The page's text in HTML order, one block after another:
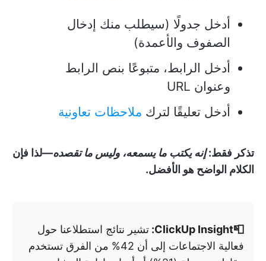
أدخل جدولًا (سيطلب منك إدخال
الصفوف والأعمدة)
أدخل الرابط، متبوعًا بنص الرابط
وعنوان URL
أدخل تعليقًا لترك ملاحظات تعاونية
تذكر فقط:إنه يكتب ما يسمعه، وليس ما تقصده—لذا فإن
الكلام الواضح هو الأفضل.
📮ClickUp Insight:
تشير نتائج استطلاعنا حول
فعالية الاجتماعات إلى أن 42% من الفرق تستخدم